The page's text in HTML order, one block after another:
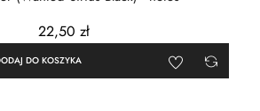
22,50 zł
DO KOSZYKA